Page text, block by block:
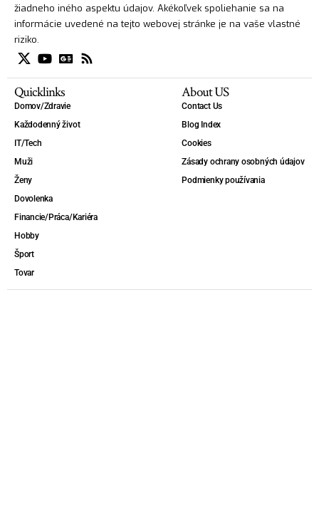
žiadneho iného aspektu údajov. Akékoľvek spoliehanie sa na
informácie uvedené na tejto webovej stránke je na vaše vlastné
riziko.
Quicklinks
Domov/Zdravie
Každodenný život
IT/Tech
Muži
Ženy
Dovolenka
Financie/Práca/Kariéra
Hobby
Šport
Tovar
About US
Contact Us
Blog Index
Cookies
Zásady ochrany osobných údajov
Podmienky používania